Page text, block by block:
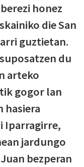
honez
die San
guztietan.
du
arteko
gogor lan
hasiera
Iparragirre,
jardungo
bezperan